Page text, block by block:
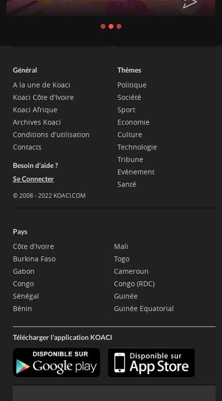
Général
A la une de Koaci
Koaci Côte d'Ivoire
Koaci Afrique
Archives Koaci
Conditions d'utilisation
Contacts
Besoin d'aide ?
Se Connecter
© 2008 - 2022 KOACI.COM
Thèmes
Politique
Société
Sport
Economie
Culture
Technologie
Tribune
Evènement
Santé
Pays
Côte d'Ivoire
Burkina Faso
Gabon
Congo
Sénégal
Bénin
Mali
Togo
Cameroun
Congo (RDC)
Guinée
Guinée Equatorial
Télécharger l'application KOACI